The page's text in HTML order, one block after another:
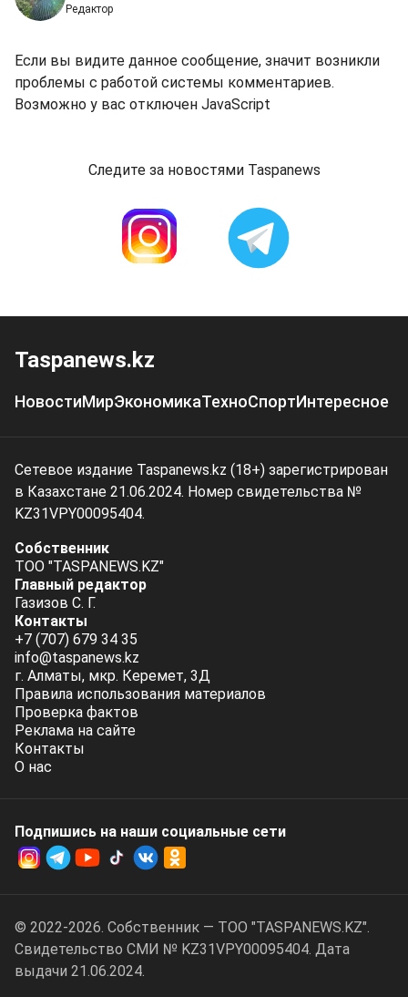
Редактор
Если вы видите данное сообщение, значит возникли
проблемы с работой системы комментариев.
Возможно у вас отключен JavaScript
Следите за новостями Taspanews
Taspanews.kz
НовостиМирЭкономикаТехноСпортИнтересное
Сетевое издание Taspanews.kz (18+) зарегистрирован
в Казахстане 21.06.2024. Номер свидетельства №
KZ31VPY00095404.
Собственник
ТОО "TASPANEWS.KZ"
Главный редактор
Газизов С. Г.
Контакты
+7 (707) 679 34 35
info@taspanews.kz
г. Алматы, мкр. Керемет, 3Д
Правила использования материалов
Проверка фактов
Реклама на сайте
Контакты
О нас
Подпишись на наши социальные cети
© 2022-2026. Собственник — ТОО "TASPANEWS.KZ".
Cвидетельство СМИ № KZ31VPY00095404. Дата
выдачи 21.06.2024.